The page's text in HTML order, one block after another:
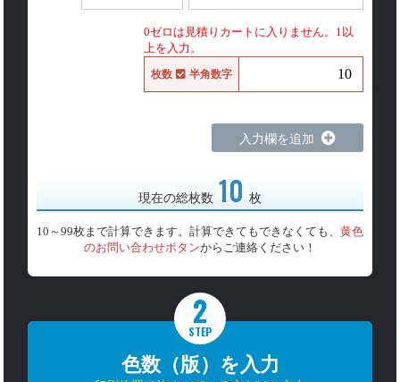
0ゼロは見積りカートに入りません。1以
上を入力。
枚数 半角数字
入力欄を追加
現在の総枚数 10 枚
10～99枚まで計算できます。計算できてもできなくても、 黄色
のお問い合わせボタンからご連絡ください！
2
STEP
色数（版）を入力